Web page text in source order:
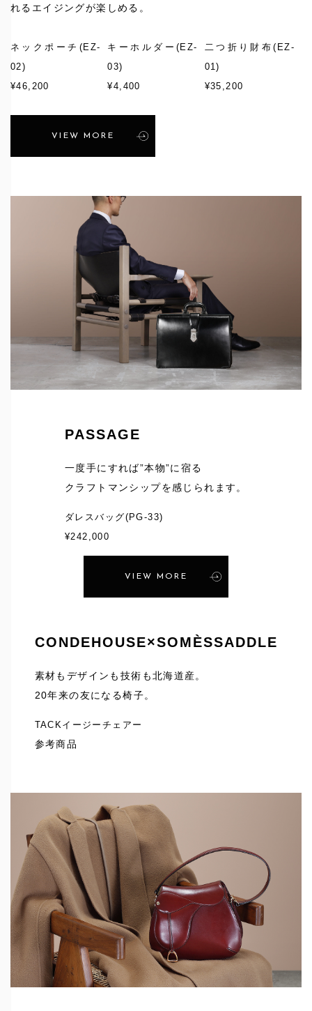
れるエイジングが楽しめる。
ネックポーチ (EZ-
02)
¥46,200
キーホルダー(EZ-
03)
¥4,400
二つ折り財布(EZ-
01)
¥35,200
VIEW MORE
PASSAGE
一度手にすれば”本物”に宿る
クラフトマンシップを感じられます。
ダレスバッグ(PG-33)
¥242,000
VIEW MORE
CONDEHOUSE×SOMÈSSADDLE
素材もデザインも技術も北海道産。
20年来の友になる椅子。
TACKイージーチェアー
参考商品